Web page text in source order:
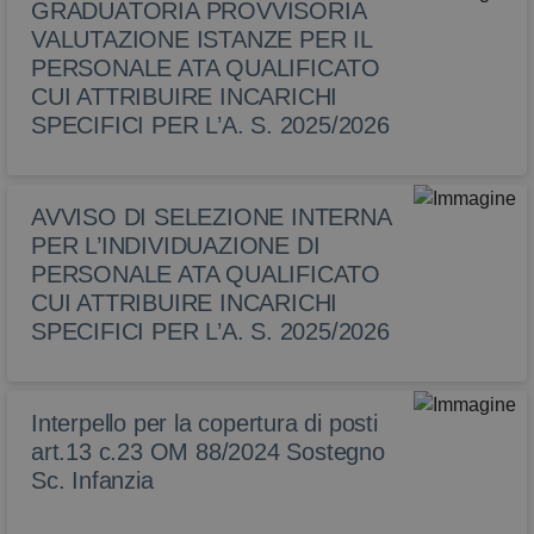
GRADUATORIA PROVVISORIA
VALUTAZIONE ISTANZE PER IL
PERSONALE ATA QUALIFICATO
CUI ATTRIBUIRE INCARICHI
SPECIFICI PER L’A. S. 2025/2026
AVVISO DI SELEZIONE INTERNA
PER L’INDIVIDUAZIONE DI
PERSONALE ATA QUALIFICATO
CUI ATTRIBUIRE INCARICHI
SPECIFICI PER L’A. S. 2025/2026
Interpello per la copertura di posti
art.13 c.23 OM 88/2024 Sostegno
Sc. Infanzia